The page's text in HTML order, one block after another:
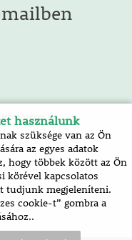
használunk
szüksége van az Ön
az egyes adatok
hogy többek között az Ön
körével kapcsolatos
tudjunk megjeleníteni.
cookie-t” gombra a